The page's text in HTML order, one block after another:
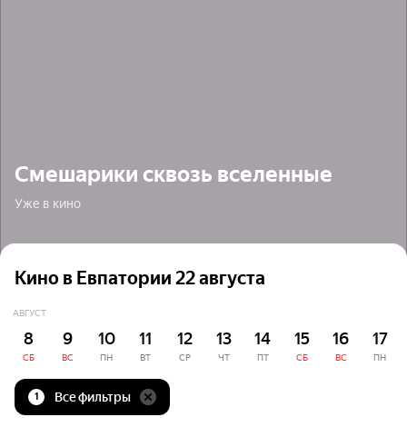
Смешарики сквозь вселенные
Уже в кино
Кино в Евпатории 22 августа
АВГУСТ
8
СБ
9
ВС
10
ПН
11
ВТ
12
СР
13
ЧТ
14
ПТ
15
СБ
16
ВС
17
ПН
1 Все фильтры